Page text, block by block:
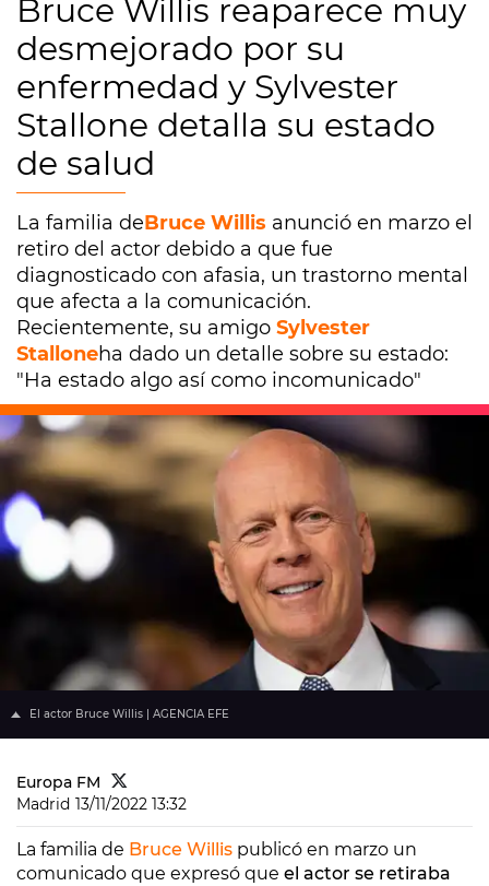
Bruce Willis reaparece muy
desmejorado por su
enfermedad y Sylvester
Stallone detalla su estado
de salud
La familia deBruce Willis anunció en marzo el
retiro del actor debido a que fue
diagnosticado con afasia, un trastorno mental
que afecta a la comunicación.
Recientemente, su amigo Sylvester
Stalloneha dado un detalle sobre su estado:
"Ha estado algo así como incomunicado"
El actor Bruce Willis | AGENCIA EFE
Europa FM
Madrid 13/11/2022 13:32
La familia de Bruce Willis publicó en marzo un
comunicado que expresó que el actor se retiraba